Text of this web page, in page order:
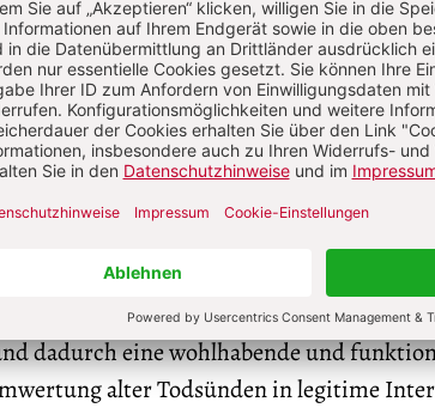
zunimmt. Mehr noch: Die
wertet die Triebe um. Sie fördert
und weckt Bedürfnisse, die der Markt
Rekordumsätze. Noch einen
die Habgier anzustacheln. Auch
Die Faulen lassen ihr Geld an der Börse
werden nicht mehr als destruktiv
und Wohlstand gestellt. Schon
Gier und Ehrgeiz in nationaler
dadurch eine wohlhabende und
alter Todsünden in legitime